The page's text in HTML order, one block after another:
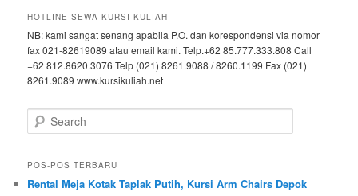
HOTLINE SEWA KURSI KULIAH
NB: kami sangat senang apabila P.O. dan korespondensi via nomor
fax 021-82619089 atau email kami. Telp.+62 85.777.333.808 Call
+62 812.8620.3076 Telp (021) 8261.9088 / 8260.1199 Fax (021)
8261.9089 www.kursikuliah.net
Search
POS-POS TERBARU
Rental Meja Kotak Taplak Putih, Kursi Arm Chairs Depok